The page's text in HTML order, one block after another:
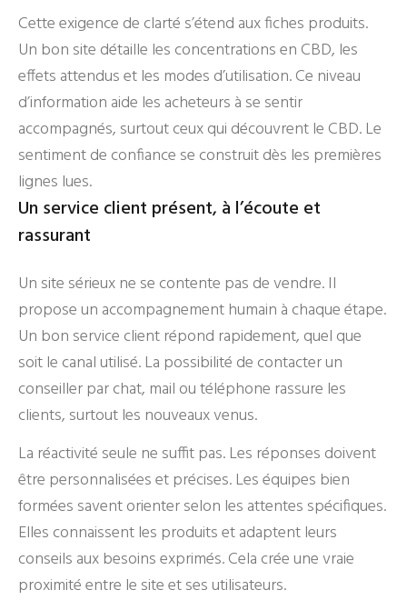
Cette exigence de clarté s’étend aux fiches produits.
Un bon site détaille les concentrations en CBD, les
effets attendus et les modes d’utilisation. Ce niveau
d’information aide les acheteurs à se sentir
accompagnés, surtout ceux qui découvrent le CBD. Le
sentiment de confiance se construit dès les premières
lignes lues.
Un service client présent, à l’écoute et
rassurant
Un site sérieux ne se contente pas de vendre. Il
propose un accompagnement humain à chaque étape.
Un bon service client répond rapidement, quel que
soit le canal utilisé. La possibilité de contacter un
conseiller par chat, mail ou téléphone rassure les
clients, surtout les nouveaux venus.
La réactivité seule ne suffit pas. Les réponses doivent
être personnalisées et précises. Les équipes bien
formées savent orienter selon les attentes spécifiques.
Elles connaissent les produits et adaptent leurs
conseils aux besoins exprimés. Cela crée une vraie
proximité entre le site et ses utilisateurs.